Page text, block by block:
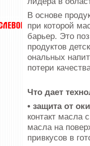
В основе
при которой
барьер. Это
продуктов
ональных
потери
Что дает
• защита от
контакт масла
масла на
привкусов в